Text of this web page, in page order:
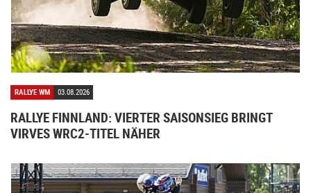
RALLYE WM 03.08.2026
RALLYE FINNLAND: VIERTER SAISONSIEG BRINGT
VIRVES WRC2-TITEL NÄHER